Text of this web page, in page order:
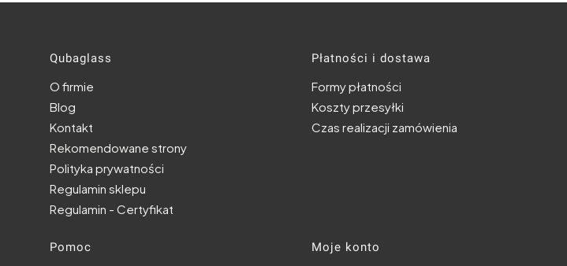
Linki w stopce
Qubaglass
O firmie
Blog
Kontakt
Rekomendowane strony
Polityka prywatności
Regulamin sklepu
Regulamin - Certyfikat
Płatności i dostawa
Formy płatności
Koszty przesyłki
Czas realizacji zamówienia
Pomoc Moje konto